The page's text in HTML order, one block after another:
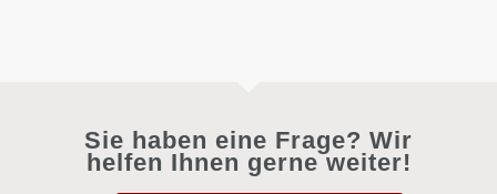
Sie haben eine Frage? Wir
helfen Ihnen gerne weiter!